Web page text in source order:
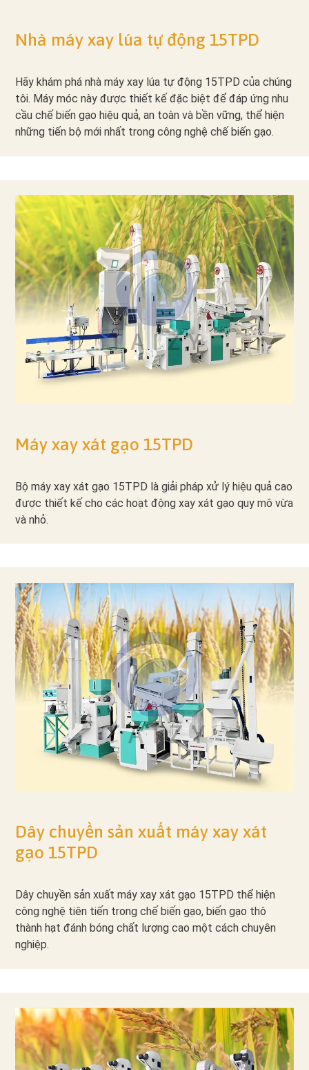
Nhà máy xay lúa tự động 15TPD
Hãy khám phá nhà máy xay lúa tự động 15TPD của chúng
tôi. Máy móc này được thiết kế đặc biệt để đáp ứng nhu
cầu chế biến gạo hiệu quả, an toàn và bền vững, thể hiện
những tiến bộ mới nhất trong công nghệ chế biến gạo.
Máy xay xát gạo 15TPD
Bộ máy xay xát gạo 15TPD là giải pháp xử lý hiệu quả cao
được thiết kế cho các hoạt động xay xát gạo quy mô vừa
và nhỏ.
Dây chuyền sản xuất máy xay xát
gạo 15TPD
Dây chuyền sản xuất máy xay xát gạo 15TPD thể hiện
công nghệ tiên tiến trong chế biến gạo, biến gạo thô
thành hạt đánh bóng chất lượng cao một cách chuyên
nghiệp.